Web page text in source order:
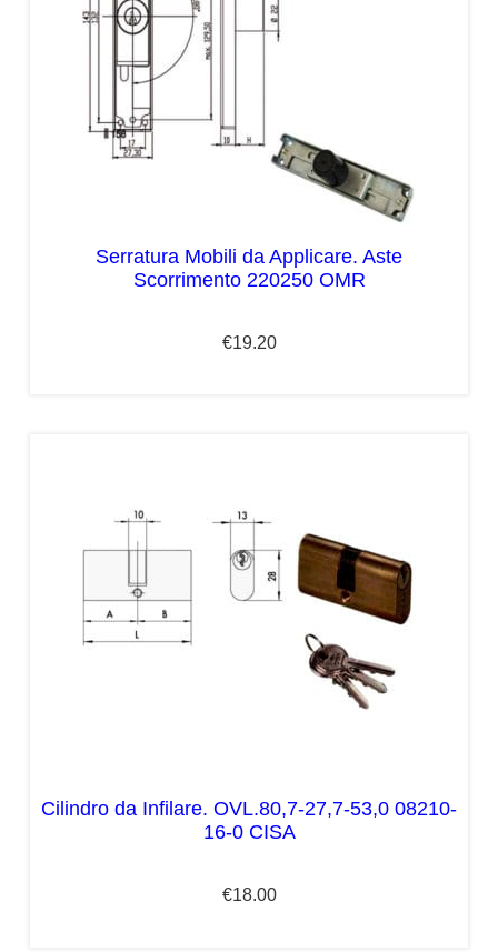
Serratura Mobili da Applicare. Aste
Scorrimento 220250 OMR
€19.20
Cilindro da Infilare. OVL.80,7-27,7-53,0 08210-
16-0 CISA
€18.00